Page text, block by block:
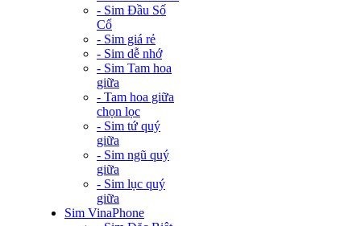
- Sim Đầu Số
Cổ
- Sim giá rẻ
- Sim dễ nhớ
- Sim Tam hoa
giữa
- Tam hoa giữa
chọn lọc
- Sim tứ quý
giữa
- Sim ngũ quý
giữa
- Sim lục quý
giữa
Sim VinaPhone